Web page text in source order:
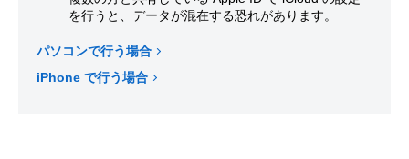
を行うと、データが混在する恐れがあります。
パソコンで行う場合
iPhone で行う場合